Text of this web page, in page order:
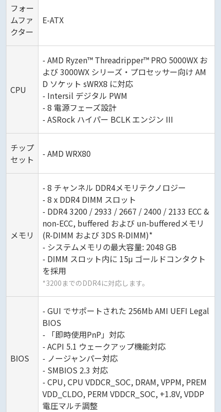
フォー
ムファ
クター
E-ATX
CPU
- AMD Ryzen™ Threadripper™ PRO 5000WX お
よび 3000WX シリーズ・プロセッサー向け AM
D ソケット sWRX8 に対応
- Intersil デジタル PWM
- 8 電源フェーズ設計
- ASRock ハイパー BCLK エンジン III
チップ
セット
- AMD WRX80
メモリ
- 8 チャンネル DDR4メモリテクノロジー
- 8 x DDR4 DIMM スロット
- DDR4 3200 / 2933 / 2667 / 2400 / 2133 ECC &
non-ECC, buffered および un-bufferedメモリ
(R-DIMM および 3DS R-DIMM)*
- システムメモリの最大容量: 2048 GB
- DIMM スロット内に 15μ ゴールドコンタクト
を採用
*3200までのDDR4に対応します。
BIOS
- GUI でサポートされた 256Mb AMI UEFI Legal
BIOS
- 「即時使用PnP」対応
- ACPI 5.1 ウェークアップ機能対応
- ノージャンパー対応
- SMBIOS 2.3 対応
- CPU, CPU VDDCR_SOC, DRAM, VPPM, PREM
VDD_CLDO, PERM VDDCR_SOC, +1.8V, VDDP
電圧マルチ調整